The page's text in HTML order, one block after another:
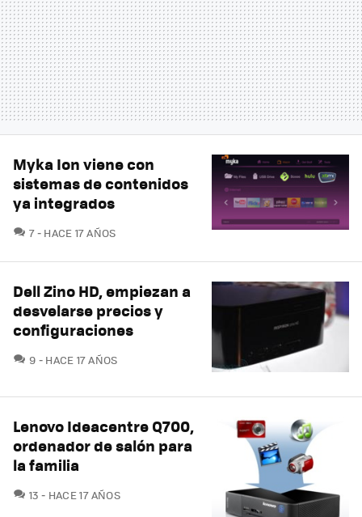
Myka Ion viene con
sistemas de contenidos
ya integrados
7COMENTARIOS
HACE 17 AÑOS
Dell Zino HD, empiezan a
desvelarse precios y
configuraciones
9 COMENTARIOS
HACE 17 AÑOS
Lenovo Ideacentre Q700,
ordenador de salón para
la familia
13 COMENTARIOS
HACE 17 AÑOS